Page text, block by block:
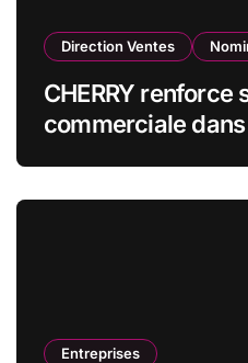
Direction Ventes
CHERRY renforce
commerciale
Entreprises